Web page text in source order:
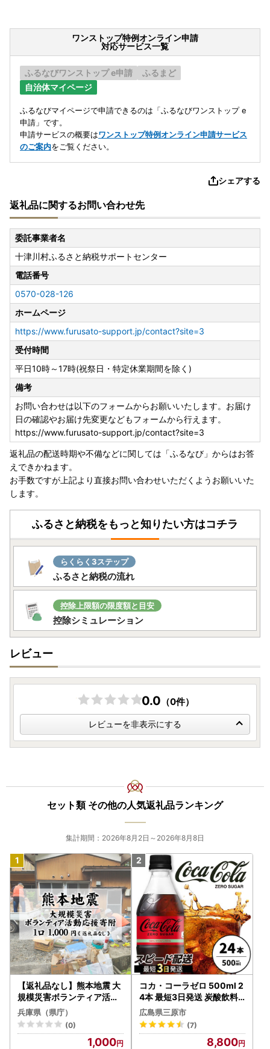
ワンストップ特例オンライン申請
対応サービス一覧
ふるなびワンストップ e申請
ふるまど
自治体マイページ
ふるなびマイページで申請できるのは「ふるなびワンストップ e
申請」です。
申請サービスの概要はワンストップ特例オンライン申請サービス
のご案内をご覧ください。
シェアする
返礼品に関するお問い合わせ先
委託事業者名
十津川村ふるさと納税サポートセンター
電話番号
0570-028-126
ホームページ
https://www.furusato-support.jp/contact?site=3
受付時間
平日10時～17時(祝祭日・特定休業期間を除く)
備考
お問い合わせは以下のフォームからお願いいたします。お届け
日の確認やお届け先変更などもフォームから行えます。
https://www.furusato-support.jp/contact?site=3
返礼品の配送時期や不備などに関しては「ふるなび」からはお答
えできかねます。
お手数ですが上記より直接お問い合わせいただくようお願いいた
します。
ふるさと納税をもっと知りたい方はコチラ
らくらく3ステップ
ふるさと納税の流れ
控除上限額の限度額と目安
控除シミュレーション
レビュー
0.0 （0件）
レビューを非表示にする
セット類 その他の人気返礼品ランキング
集計期間：2026年8月2日～2026年8月8日
【返礼品なし】熊本地震 大
規模災害ボランティア活動
応援寄附 1口 1,000円 / 寄附
寄付 寄附のみ 支援
兵庫県（県庁）
(0)
1,000
コカ・コーラゼロ 500ml 2
4本 最短3日発送 炭酸飲料
ペットボトル 糖質ゼロ コー
ク コーラ 飲料 ソフトドリ
ンク 広島県 三原市 014070
広島県三原市
(7)
8,800